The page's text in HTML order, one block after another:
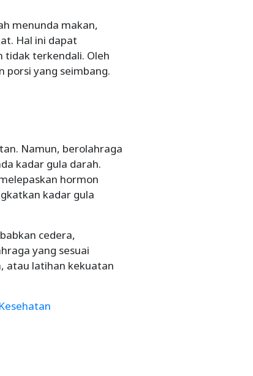
menunda makan,
Hal ini dapat
tidak terkendali. Oleh
porsi yang seimbang.
Namun, berolahraga
kadar gula darah.
hormon
kadar gula
cedera,
yang sesuai
atau latihan kekuatan